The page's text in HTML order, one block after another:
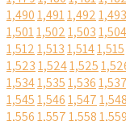
1,4901,4911,4921,493
1,5011,5021,5031,504
1,5121,5131,5141,515
1,5231,5241,525
1,5341,5351,5361,537
1,5451,5461,5471,548
1,5561,5571,5581,559